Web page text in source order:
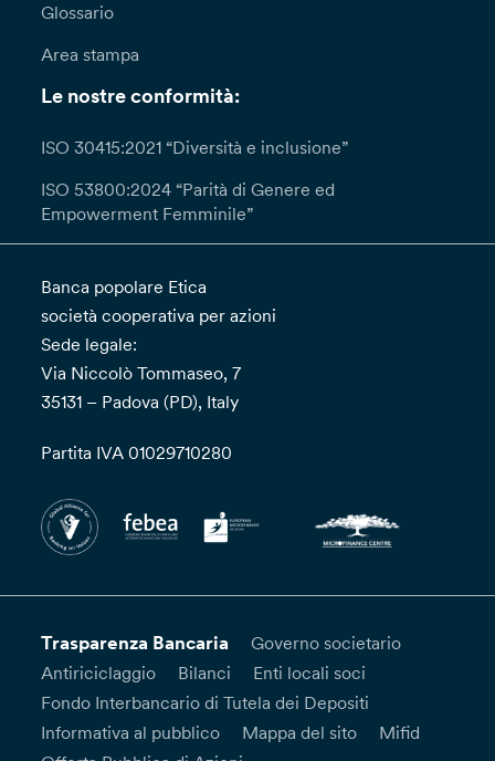
Glossario
Area stampa
Le nostre conformità:
ISO 30415:2021 “Diversità e inclusione”
ISO 53800:2024 “Parità di Genere ed
Empowerment Femminile”
Banca popolare Etica
società cooperativa per azioni
Sede legale:
Via Niccolò Tommaseo, 7
35131 – Padova (PD), Italy
Partita IVA 01029710280
Trasparenza Bancaria
Governo societario
Antiriciclaggio
Bilanci
Enti locali soci
Fondo Interbancario di Tutela dei Depositi
Informativa al pubblico
Mappa del sito
Mifid